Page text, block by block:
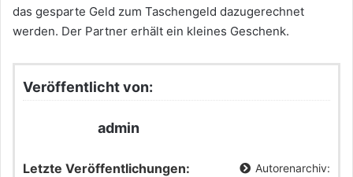
das gesparte Geld zum Taschengeld dazugerechnet
werden. Der Partner erhält ein kleines Geschenk.
Veröffentlicht von:
admin
Letzte Veröffentlichungen: Autorenarchiv: